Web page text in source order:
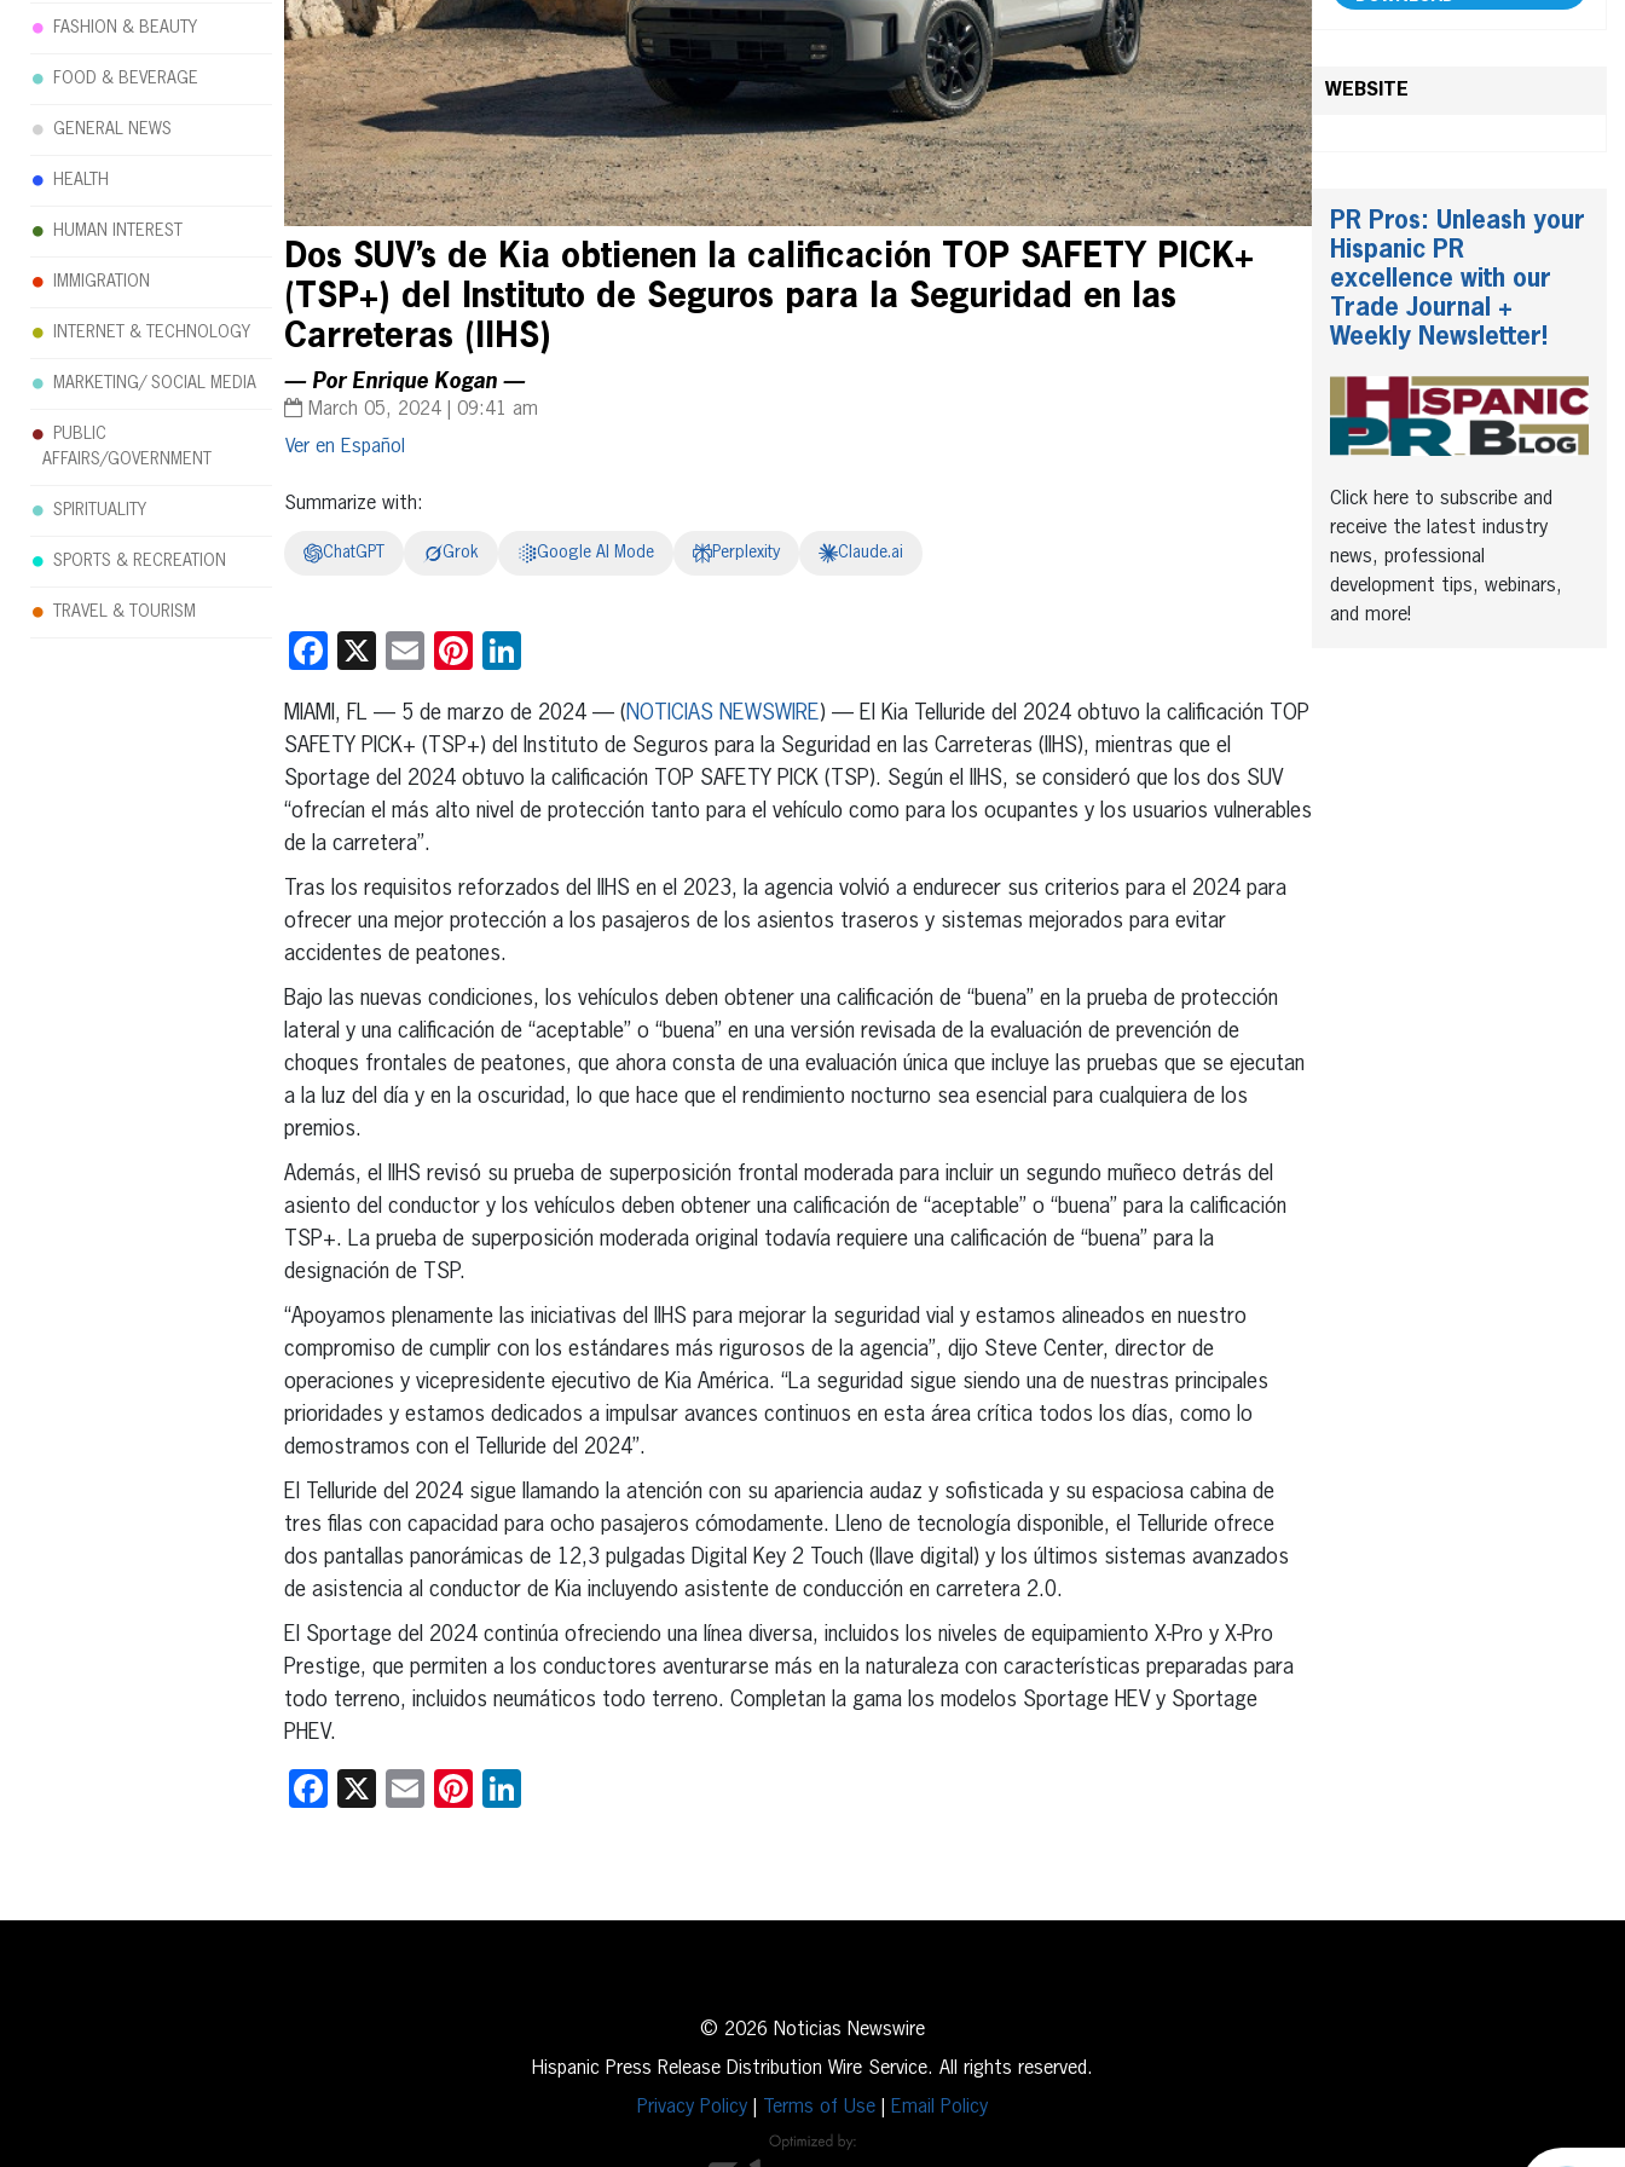
Dos SUV’s de Kia obtienen la calificación TOP SAFETY PICK+
(TSP+) del Instituto de Seguros para la Seguridad en las
Carreteras (IIHS)
— Por Enrique Kogan —
March 05, 2024 | 09:41 am
Español
Summarize with:
ChatGPT Grok Google AI Mode Perplexity Claude.ai
Facebook
X EmailPinterest
MIAMI, FL — 5 de marzo de 2024 — (NOTICIAS NEWSWIRE) — El Kia Telluride del 2024 obtuvo la calificación TOP
SAFETY PICK+ (TSP+) del Instituto de Seguros para la Seguridad en las Carreteras (IIHS), mientras que el
Sportage del 2024 obtuvo la calificación TOP SAFETY PICK (TSP). Según el IIHS, se consideró que los dos SUV
“ofrecían el más alto nivel de protección tanto para el vehículo como para los ocupantes y los usuarios vulnerables
de la carretera”.
Tras los requisitos reforzados del IIHS en el 2023, la agencia volvió a endurecer sus criterios para el 2024 para
ofrecer una mejor protección a los pasajeros de los asientos traseros y sistemas mejorados para evitar
accidentes de peatones.
Bajo las nuevas condiciones, los vehículos deben obtener una calificación de “buena” en la prueba de protección
lateral y una calificación de “aceptable” o “buena” en una versión revisada de la evaluación de prevención de
choques frontales de peatones, que ahora consta de una evaluación única que incluye las pruebas que se ejecutan
a la luz del día y en la oscuridad, lo que hace que el rendimiento nocturno sea esencial para cualquiera de los
premios.
Además, el IIHS revisó su prueba de superposición frontal moderada para incluir un segundo muñeco detrás del
asiento del conductor y los vehículos deben obtener una calificación de “aceptable” o “buena” para la calificación
TSP+. La prueba de superposición moderada original todavía requiere una calificación de “buena” para la
designación de TSP.
“Apoyamos plenamente las iniciativas del IIHS para mejorar la seguridad vial y estamos alineados en nuestro
compromiso de cumplir con los estándares más rigurosos de la agencia”, dijo Steve Center, director de
operaciones y vicepresidente ejecutivo de Kia América. “La seguridad sigue siendo una de nuestras principales
prioridades y estamos dedicados a impulsar avances continuos en esta área crítica todos los días, como lo
demostramos con el Telluride del 2024”.
El Telluride del 2024 sigue llamando la atención con su apariencia audaz y sofisticada y su espaciosa cabina de
tres filas con capacidad para ocho pasajeros cómodamente. Lleno de tecnología disponible, el Telluride ofrece
dos pantallas panorámicas de 12,3 pulgadas Digital Key 2 Touch (llave digital) y los últimos sistemas avanzados
de asistencia al conductor de Kia incluyendo asistente de conducción en carretera 2.0.
El Sportage del 2024 continúa ofreciendo una línea diversa, incluidos los niveles de equipamiento X-Pro y X-Pro
Prestige, que permiten a los conductores aventurarse más en la naturaleza con características preparadas para
todo terreno, incluidos neumáticos todo terreno. Completan la gama los modelos Sportage HEV y Sportage
PHEV.
Facebook
X EmailPinterest
WEBSITE
PR Pros: Unleash your
Hispanic PR
excellence with our
Trade Journal +
Weekly Newsletter!
Click here to subscribe and
receive the latest industry
news, professional
development tips, webinars,
and more!
FASHION & BEAUTY
FOOD & BEVERAGE
GENERAL NEWS
HEALTH
HUMAN INTEREST
IMMIGRATION
INTERNET & TECHNOLOGY
MARKETING/ SOCIAL MEDIA
PUBLIC
AFFAIRS/GOVERNMENT
SPIRITUALITY
SPORTS & RECREATION
TRAVEL & TOURISM
© 2026 Noticias Newswire
Hispanic Press Release Distribution Wire Service. All rights reserved.
Privacy Policy
Terms of Use Email Policy